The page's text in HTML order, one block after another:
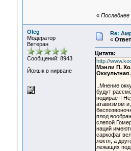
« Последнее
Oleg
Модератор
Ветеран
Сообщений: 8943
Йожык в нирване
Re:
«
Цитата:
http://
Мэнли П.
Оккультная
..Мнение
будут
подирает!
атавизмом
плод
слепой
наций
саркофаг
локтя, а
лежащих